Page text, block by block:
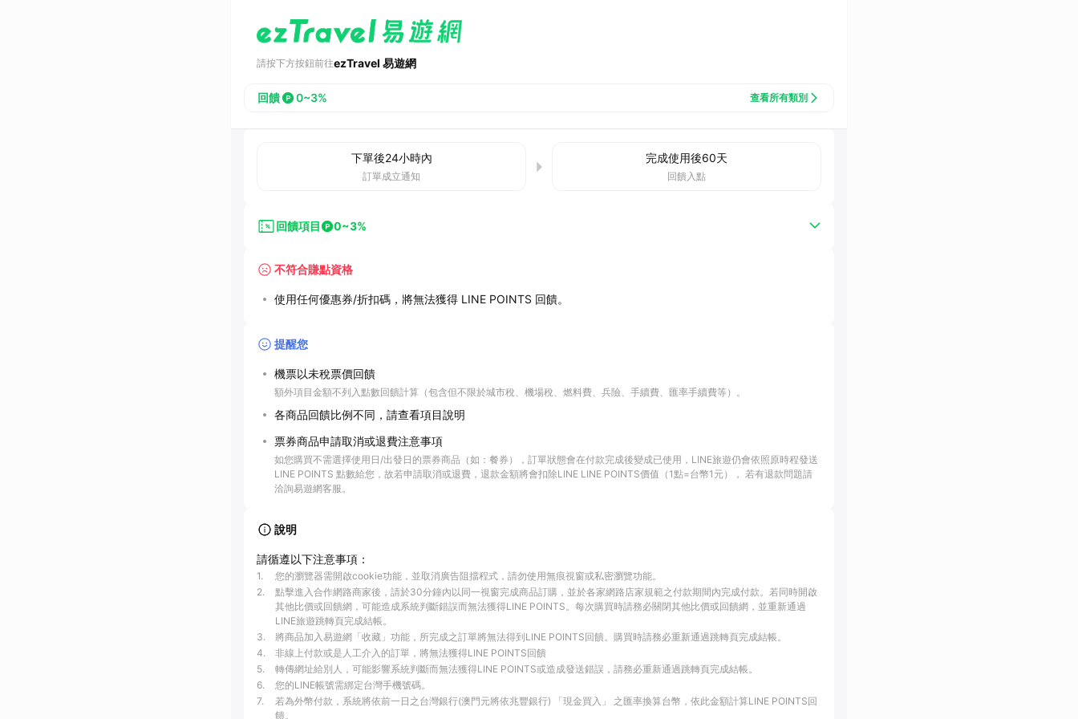
請按下方按鈕前往ezTravel 易遊網
回饋 0~3% 查看所有類別
下單後24小時內
訂單成立通知
完成使用後60天
回饋入點
回饋項目 0~3%
不符合賺點資格
使用任何優惠券/折扣碼，將無法獲得 LINE POINTS 回饋。
提醒您
機票以未稅票價回饋
額外項目金額不列入點數回饋計算（包含但不限於城市稅、機場稅、燃料費、兵險、手續費、匯率手續費等）。
各商品回饋比例不同，請查看項目說明
票券商品申請取消或退費注意事項
如您購買不需選擇使用日/出發日的票券商品（如：餐券），訂單狀態會在付款完成後變成已使用，LINE旅遊仍會依照原時程發送
LINE POINTS 點數給您，故若申請取消或退費，退款金額將會扣除LINE LINE POINTS價值（1點=台幣1元）， 若有退款問題請
洽詢易遊網客服。
說明
請循遵以下注意事項：
1.
您的瀏覽器需開啟cookie功能，並取消廣告阻擋程式，請勿使用無痕視窗或私密瀏覽功能。
2.
點擊進入合作網路商家後，請於30分鐘內以同一視窗完成商品訂購，並於各家網路店家規範之付款期間內完成付款。若同時開啟
其他比價或回饋網，可能造成系統判斷錯誤而無法獲得LINE POINTS。每次購買時請務必關閉其他比價或回饋網，並重新通過
LINE旅遊跳轉頁完成結帳。
3.
將商品加入易遊網「收藏」功能，所完成之訂單將無法得到LINE POINTS回饋。購買時請務必重新通過跳轉頁完成結帳。
4.
非線上付款或是人工介入的訂單，將無法獲得LINE POINTS回饋
5.
轉傳網址給別人，可能影響系統判斷而無法獲得LINE POINTS或造成發送錯誤，請務必重新通過跳轉頁完成結帳。
6.
您的LINE帳號需綁定台灣手機號碼。
7.
若為外幣付款，系統將依前一日之台灣銀行(澳門元將依兆豐銀行) 「現金買入」 之匯率換算台幣，依此金額計算LINE POINTS回
饋。